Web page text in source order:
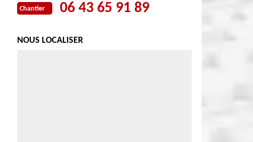
Chantier 06 43 65 91 89
NOUS LOCALISER